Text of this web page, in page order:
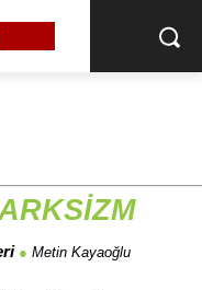
● Metin Kayaoğlu